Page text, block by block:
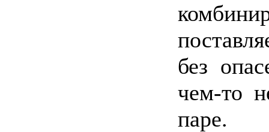
без
чем-то
паре.